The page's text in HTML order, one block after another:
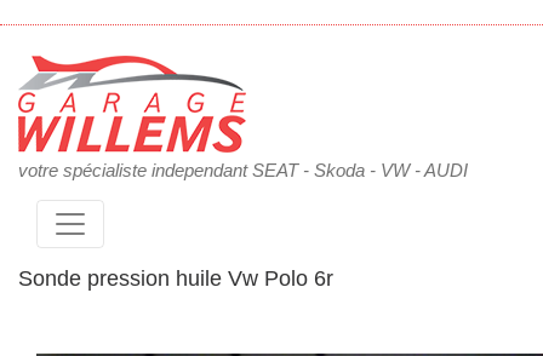
votre spécialiste independant SEAT - Skoda - VW - AUDI
Sonde pression huile Vw Polo 6r